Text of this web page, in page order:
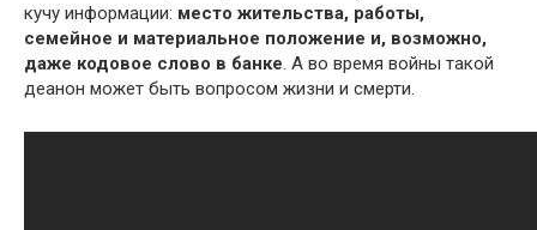
кучу информации: место жительства, работы,
семейное и материальное положение и, возможно,
даже кодовое слово в банке. А во время войны такой
деанон может быть вопросом жизни и смерти.